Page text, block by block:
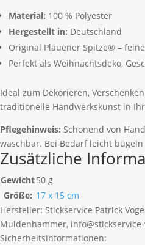
Material: 100 % Polyester
Hergestellt in: Deutschland
Original Plauener Spitze® –
Perfekt als Weihnachtsdeko,
Ideal zum Dekorieren,
traditionelle Handwerkskunst in
Pflegehinweis: Schonend von
waschbar. Bei Bedarf leicht
Zusätzliche
Gewicht50 g
Größe: 17 x 15 cm
Hersteller: Stickservice Patrick
Muldenhammer,
Sicherheitsinformationen: